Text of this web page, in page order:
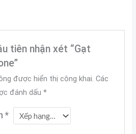
tiên nhận xét “Gạt
được hiển thị công khai. Các
đánh dấu *
*